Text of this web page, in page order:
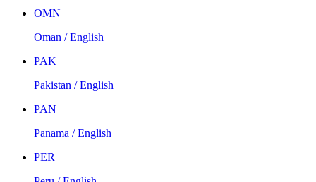
OMN
Oman / English
PAK
Pakistan / English
PAN
Panama / English
PER